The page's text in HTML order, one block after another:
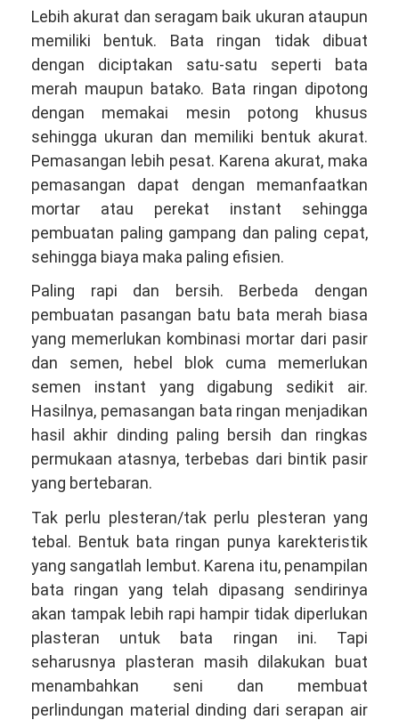
Lebih akurat dan seragam baik ukuran ataupun
memiliki bentuk. Bata ringan tidak dibuat
dengan diciptakan satu-satu seperti bata
merah maupun batako. Bata ringan dipotong
dengan memakai mesin potong khusus
sehingga ukuran dan memiliki bentuk akurat.
Pemasangan lebih pesat. Karena akurat, maka
pemasangan dapat dengan memanfaatkan
mortar atau perekat instant sehingga
pembuatan paling gampang dan paling cepat,
sehingga biaya maka paling efisien.
Paling rapi dan bersih. Berbeda dengan
pembuatan pasangan batu bata merah biasa
yang memerlukan kombinasi mortar dari pasir
dan semen, hebel blok cuma memerlukan
semen instant yang digabung sedikit air.
Hasilnya, pemasangan bata ringan menjadikan
hasil akhir dinding paling bersih dan ringkas
permukaan atasnya, terbebas dari bintik pasir
yang bertebaran.
Tak perlu plesteran/tak perlu plesteran yang
tebal. Bentuk bata ringan punya karekteristik
yang sangatlah lembut. Karena itu, penampilan
bata ringan yang telah dipasang sendirinya
akan tampak lebih rapi hampir tidak diperlukan
plasteran untuk bata ringan ini. Tapi
seharusnya plasteran masih dilakukan buat
menambahkan seni dan membuat
perlindungan material dinding dari serapan air